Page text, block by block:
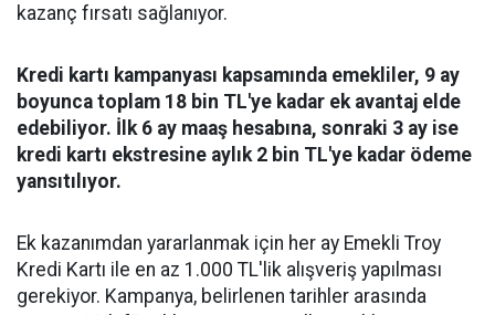
kazanç fırsatı sağlanıyor.
Kredi kartı kampanyası kapsamında emekliler, 9 ay
boyunca toplam 18 bin TL'ye kadar ek avantaj elde
edebiliyor. İlk 6 ay maaş hesabına, sonraki 3 ay ise
kredi kartı ekstresine aylık 2 bin TL'ye kadar ödeme
yansıtılıyor.
Ek kazanımdan yararlanmak için her ay Emekli Troy
Kredi Kartı ile en az 1.000 TL'lik alışveriş yapılması
gerekiyor. Kampanya, belirlenen tarihler arasında